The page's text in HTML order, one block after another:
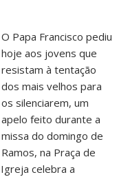
O Papa Francisco pediu
hoje aos jovens que
resistam à tentação
dos mais velhos para
os silenciarem, um
apelo feito durante a
missa do domingo de
Ramos, na Praça de
celebra a